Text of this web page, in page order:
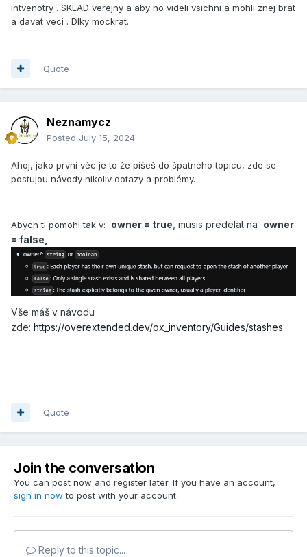
intvenotry . SKLAD verejny a aby ho videli vsichni a mohli znej brat
a davat veci . DIky mockrat.
Quote
Neznamycz
Posted July 15, 2024
Ahoj, jako první věc je to že píšeš do špatného topicu, zde se
postujou návody nikoliv dotazy a problémy.
Abych ti pomohl tak v: owner = true , musis predelat na owner
= false,
Vše máš v návodu
zde: https://overextended.dev/ox_inventory/Guides/stashes
Quote
Join the conversation
You can post now and register later. If you have an account,
sign in now to post with your account.
Reply to this topic...